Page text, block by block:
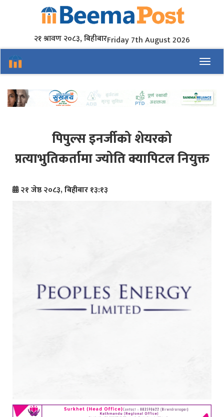
२१ श्रावण २०८३, बिहीबारFriday 7th August 2026
पिपुल्स इनर्जीको शेयरको
प्रत्याभुतिकर्तामा ज्योति क्यापिटल नियुक्त
२१ जेष्ठ २०८३, बिहीबार १३:१३